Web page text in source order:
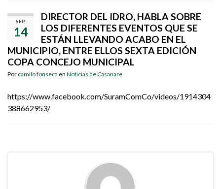
SEP
14
DIRECTOR DEL IDRO, HABLA SOBRE
LOS DIFERENTES EVENTOS QUE SE
ESTÁN LLEVANDO ACABO EN EL
MUNICIPIO, ENTRE ELLOS SEXTA EDICIÓN
COPA CONCEJO MUNICIPAL
Por camilo fonseca en Noticias de Casanare
https://www.facebook.com/SuramComCo/videos/1914304
388662953/